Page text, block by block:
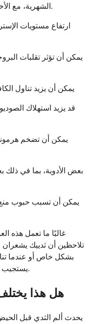
الشهرية، مع الأخذ في الاعتبار أن تجربتك فريدة بالنسبة لك.
• يمكن أن يزيد تناول
غالبًا ما تعمل هذه
تلاحظين أن ثدييك يشعران
بشكل خاص أو عندما
يستجيب لمجموعة من التأثيرات الداخلية والخارجية.
هل هذا
يحدث ألم الثدي قبل